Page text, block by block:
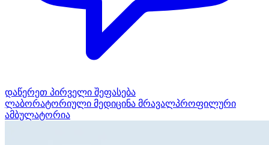
დაწერეთ პირველი შეფასება
ლაბორატორიული მედიცინა მრავალპროფილური
ამბულატორია